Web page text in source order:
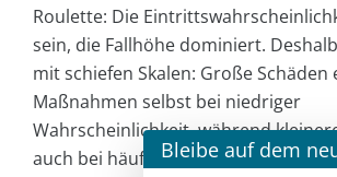
Roulette: Die
sein, die Fallhöhe dominiert.
mit schiefen Skalen: Große Schäden
Maßnahmen selbst bei niedriger
Wahrscheinlichkeit, während
auch bei häufigerem Auftreten
Bleibe auf dem